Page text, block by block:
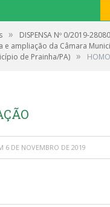
»
DISPENSA Nº 0/2019-
e ampliação da Câmara
de Prainha/PA) »
6 DE NOVEMBRO DE 2019